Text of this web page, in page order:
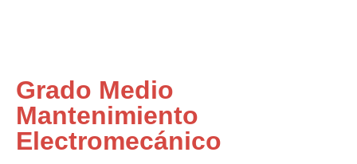
Grado Medio
Mantenimiento
Electromecánico